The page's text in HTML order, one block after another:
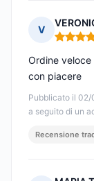
V
Nota: 5
Pubblicato il
a seguito di un
Ordine
con piacere
Recensione